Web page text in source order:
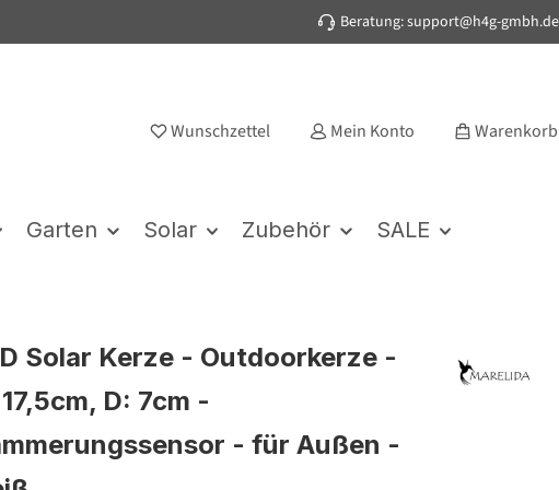
Beratung: support@h4g-gmbh.de
Wunschzettel Mein Konto Warenkorb
Garten Solar Zubehör SALE
Solar Kerze - Outdoorkerze -
D: 7cm -
- für Außen -